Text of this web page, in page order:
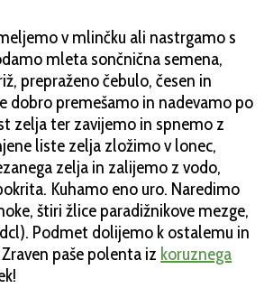
v mlinčku ali nastrgamo s
mleta sončnična semena,
prepraženo čebulo, česen in
dobro premešamo in nadevamo po
zelja ter zavijemo in spnemo z
liste zelja zložimo v lonec,
zelja in zalijemo z vodo,
Kuhamo eno uro. Naredimo
štiri žlice paradižnikove mezge,
Podmet dolijemo k ostalemu in
paše polenta iz koruznega